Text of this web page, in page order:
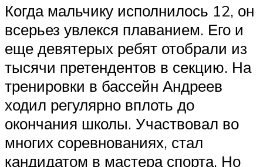
Когда мальчику исполнилось 12, он
всерьез увлекся плаванием. Его и
еще девятерых ребят отобрали из
тысячи претендентов в секцию. На
тренировки в бассейн Андреев
ходил регулярно вплоть до
окончания школы. Участвовал во
многих соревнованиях, стал
кандидатом в мастера спорта. Но